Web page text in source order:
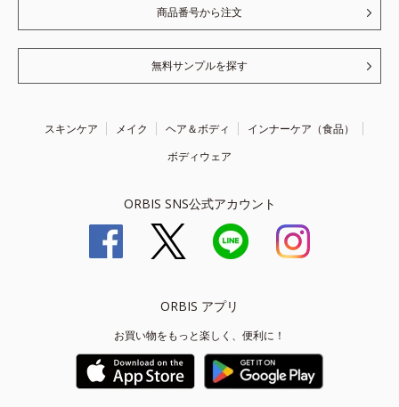
商品番号から注文
無料サンプルを探す
スキンケア メイク ヘア＆ボディ
インナーケア（食品）
ボディウェア
ORBIS SNS公式アカウント
ORBIS アプリ
お買い物をもっと楽しく、便利に！